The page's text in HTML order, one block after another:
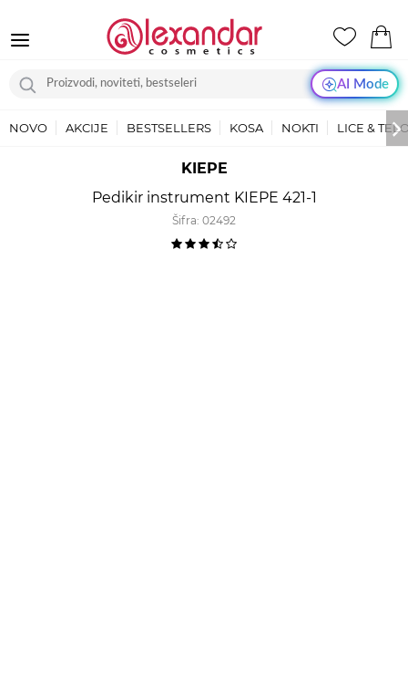
AI Mode
NOVO AKCIJE BESTSELLERS KOSA NOKTI LICE &
KIEPE
Pedikir instrument KIEPE 421-1
Šifra: 02492